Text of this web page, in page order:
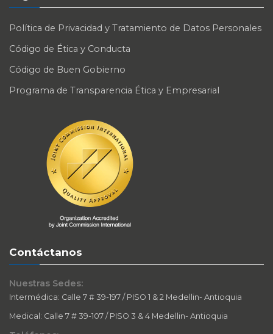
Política de Privacidad y Tratamiento de Datos Personales
Código de Ética y Conducta
Código de Buen Gobierno
Programa de Transparencia Ética y Empresarial
Contáctanos
Nuestras Sedes:
Intermédica: Calle 7 # 39-197 / PISO 1 & 2 Medellin- Antioquia
Medical: Calle 7 # 39-107 / PISO 3 & 4 Medellin- Antioquia